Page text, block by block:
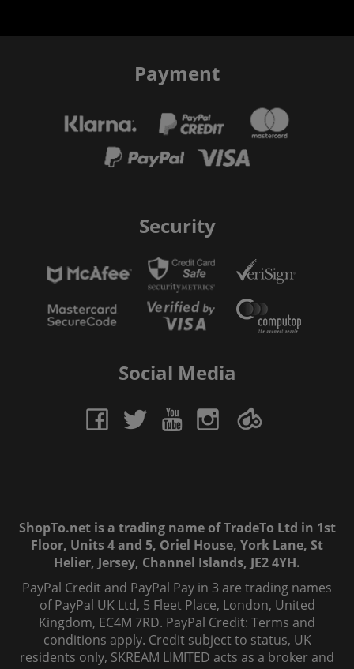
Payment
Security
Social Media
ShopTo.net is a trading name of TradeTo Ltd in 1st
Floor, Units 4 and 5, Oriel House, York Lane, St
Helier, Jersey, Channel Islands, JE2 4YH.
PayPal Credit and PayPal Pay in 3 are trading names
of PayPal UK Ltd, 5 Fleet Place, London, United
Kingdom, EC4M 7RD. PayPal Credit: Terms and
conditions apply. Credit subject to status, UK
residents only, SKREAM LIMITED acts as a broker and